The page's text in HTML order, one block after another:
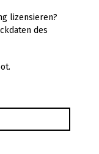
lizensieren?
des